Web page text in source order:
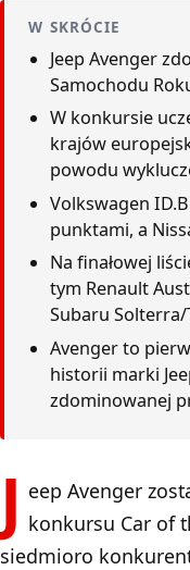
W SKRÓCIE
Jeep Avenger
Samochodu
W konkursie
krajów
powodu
Volkswagen
punktami, a
Na finałowej
tym Renault
Subaru Solterra/
Avenger to
historii marki
zdominowanej
J eep Avenger
konkursu Car of
siedmioro